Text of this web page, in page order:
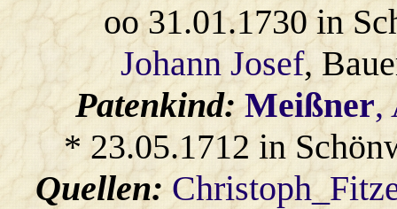
oo 31.01.1730 in
Johann Josef,
Patenkind:Meißner,
* 23.05.1712 in
Quellen: